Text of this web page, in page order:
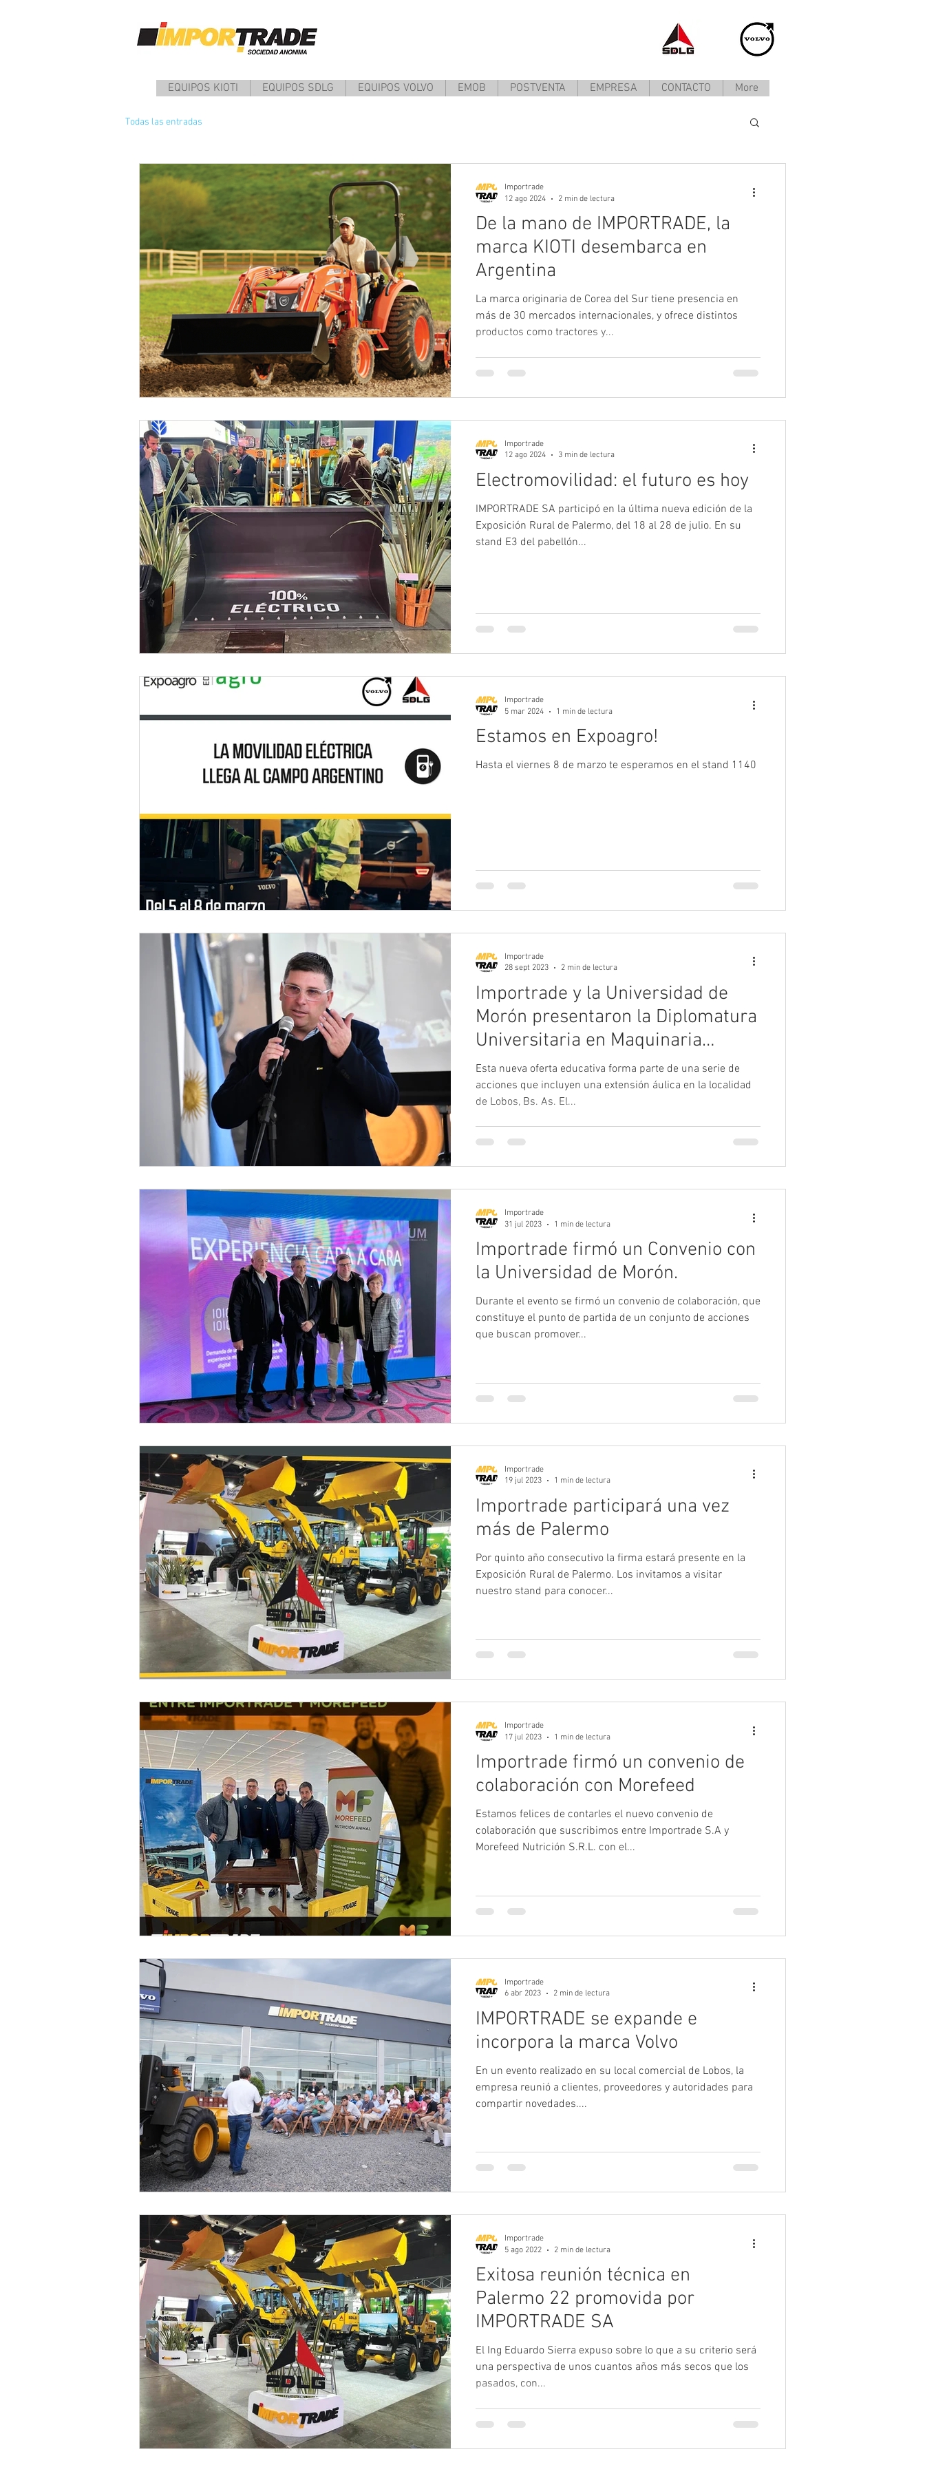
EQUIPOS KIOTI EQUIPOS SDLG EQUIPOS VOLVO EMOB POSTVENTA EMPRESA CONTACTO More
Todas las entradas
De la mano de IMPORTRADE, la
marca KIOTI desembarca en
Argentina
La marca originaria de Corea del Sur tiene presencia en
más de 30 mercados internacionales, y ofrece distintos
productos como tractores y...
Importrade
12 ago 2024
2 min de lectura
Electromovilidad: el futuro es hoy
IMPORTRADE SA participó en la última nueva edición de la
Exposición Rural de Palermo, del 18 al 28 de julio. En su
stand E3 del pabellón...
Importrade
12 ago 2024
3 min de lectura
Estamos en Expoagro!
Hasta el viernes 8 de marzo te esperamos en el stand 1140
Importrade
5 mar 2024
1 min de lectura
Importrade y la Universidad de
Morón presentaron la Diplomatura
Universitaria en Maquinaria
Agrícola
Esta nueva oferta educativa forma parte de una serie de
acciones que incluyen una extensión áulica en la localidad
de Lobos, Bs. As. El...
Importrade
28 sept 2023
2 min de lectura
Importrade firmó un Convenio con
la Universidad de Morón.
Durante el evento se firmó un convenio de colaboración, que
constituye el punto de partida de un conjunto de acciones
que buscan promover...
Importrade
31 jul 2023
1 min de lectura
Importrade participará una vez
más de Palermo
Por quinto año consecutivo la firma estará presente en la
Exposición Rural de Palermo. Los invitamos a visitar
nuestro stand para conocer...
Importrade
19 jul 2023
1 min de lectura
Importrade firmó un convenio de
colaboración con Morefeed
Estamos felices de contarles el nuevo convenio de
colaboración que suscribimos entre Importrade S.A y
Morefeed Nutrición S.R.L. con el...
Importrade
17 jul 2023
1 min de lectura
IMPORTRADE se expande e
incorpora la marca Volvo
En un evento realizado en su local comercial de Lobos, la
empresa reunió a clientes, proveedores y autoridades para
compartir novedades....
Importrade
6 abr 2023
2 min de lectura
Exitosa reunión técnica en
Palermo 22 promovida por
IMPORTRADE SA
El Ing Eduardo Sierra expuso sobre lo que a su criterio será
una perspectiva de unos cuantos años más secos que los
pasados, con...
Importrade
5 ago 2022
2 min de lectura